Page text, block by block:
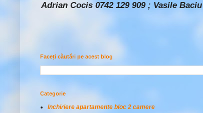
Adrian Cocis 0742 129 909 ; Vasile Baciu
Faceți căutări pe acest blog
Categorie
Inchiriere apartamente bloc 2 camere